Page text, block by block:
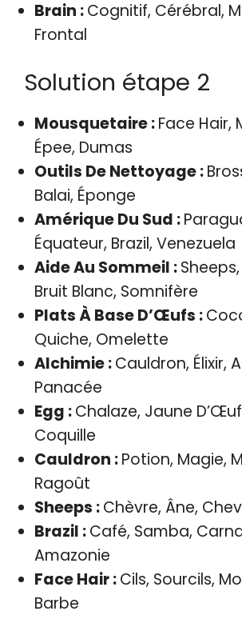
Brain :Cognitif, Cérébral,
Frontal
Solution étape 2
Mousquetaire :Face Hair,
Épee, Dumas
Outils De Nettoyage :
Balai, Éponge
Amérique Du Sud :
Équateur, Brazil, Venezuela
Aide Au Sommeil :
Bruit Blanc, Somnifère
Plats À Base D’Œufs :
Quiche, Omelette
Alchimie :Cauldron, Élixir,
Panacée
Egg :Chalaze, Jaune
Coquille
Cauldron :Potion, Magie,
Ragoût
Sheeps :Chèvre, Âne,
Brazil :Café, Samba,
Amazonie
Face Hair :Cils, Sourcils,
Barbe